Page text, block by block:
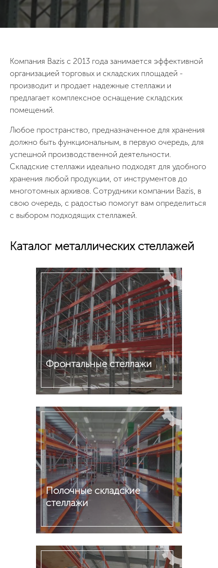
Компания Bazis с 2013 года занимается эффективной
организацией торговых и складских площадей -
производит и продает надежные стеллажи и
предлагает комплексное оснащение складских
помещений.
Любое пространство, предназначенное для хранения
должно быть функциональным, в первую очередь, для
успешной производственной деятельности.
Складские стеллажи идеально подходят для удобного
хранения любой продукции, от инструментов до
многотомных архивов. Сотрудники компании Bazis, в
свою очередь, с радостью помогут вам определиться
с выбором подходящих стеллажей.
Каталог металлических стеллажей
Фронтальные стеллажи
Подробнее
Полочные складские
стеллажи
Подробнее